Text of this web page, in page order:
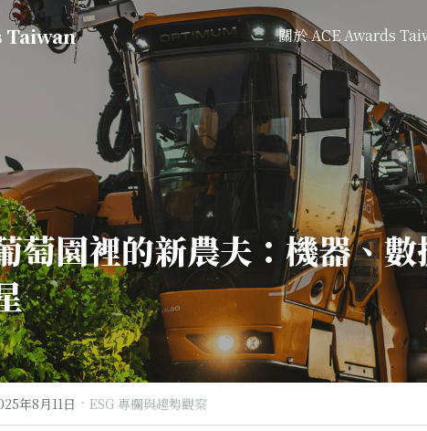
Taiwan 關於 ACE Awards
萄園裡的新農夫：機器、
年8月11日 · ESG 專欄與趨勢觀察